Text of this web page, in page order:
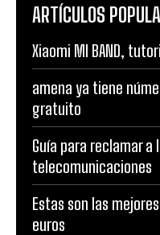
ARTÍCULOS
Xiaomi MI BAND,
amena ya tiene
gratuito
Guía para reclamar a
telecomunicaciones
Estas son las
euros